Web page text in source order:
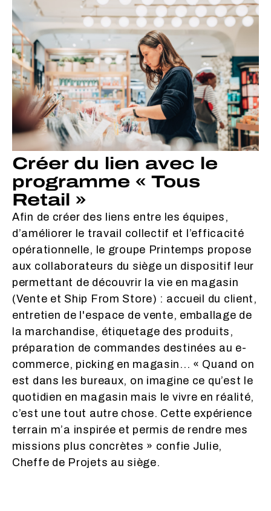
Créer du lien avec le
programme « Tous
Retail »
Afin de créer des liens entre les équipes,
d’améliorer le travail collectif et l’efficacité
opérationnelle, le groupe Printemps propose
aux collaborateurs du siège un dispositif leur
permettant de découvrir la vie en magasin
(Vente et Ship From Store) : accueil du client,
entretien de l'espace de vente, emballage de
la marchandise, étiquetage des produits,
préparation de commandes destinées au e-
commerce, picking en magasin... « Quand on
est dans les bureaux, on imagine ce qu’est le
quotidien en magasin mais le vivre en réalité,
c’est une tout autre chose. Cette expérience
terrain m’a inspirée et permis de rendre mes
missions plus concrètes » confie Julie,
Cheffe de Projets au siège.